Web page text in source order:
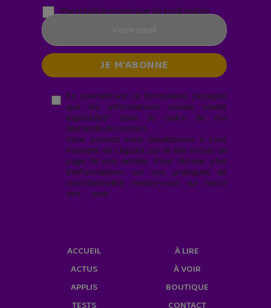
Parentalité numérique (le lundi matin)
En soumettant ce formulaire, j’accepte
que les informations saisies soient
exploitées* dans le cadre de ma
demande de contact.
Vous pouvez vous désabonner à tout
moment en cliquant sur le lien en bas de
page de nos emails. Pour obtenir plus
d'informations sur nos pratiques de
confidentialité, rendez-vous sur notre
site web
ACCUEIL
ACTUS
APPLIS
À LIRE
À VOIR
BOUTIQUE